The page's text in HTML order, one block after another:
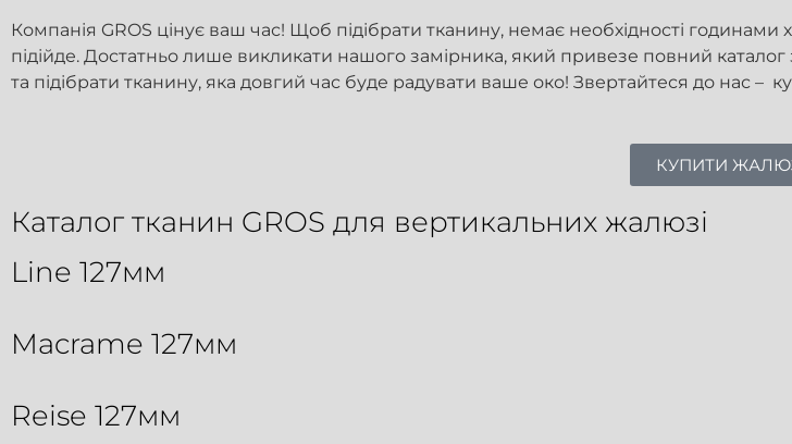
Компанія GROS цінує ваш час! Щоб підібрати тканину, немає необхідності
підійде. Достатньо лише викликати нашого замірника, який привезе повний
та підібрати тканину, яка довгий час буде радувати ваше око! Звертайтеся до нас
КУПИТИ
Каталог тканин GROS для вертикальних жалюзі
Line 127мм
Macrame 127мм
Reise 127мм